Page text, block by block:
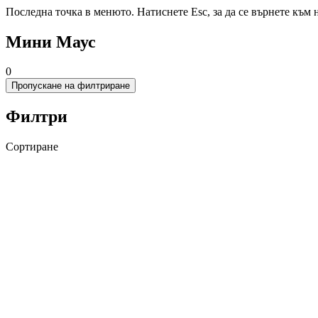
Последна точка в менюто. Натиснете Esc, за да се върнете към
Мини Маус
0
Пропускане на филтриране
Филтри
Сортиране